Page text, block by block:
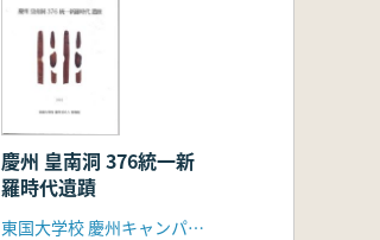
慶州 皇南洞 376統一新
羅時代遺蹟
東国大学校 慶州キャンパス博物館